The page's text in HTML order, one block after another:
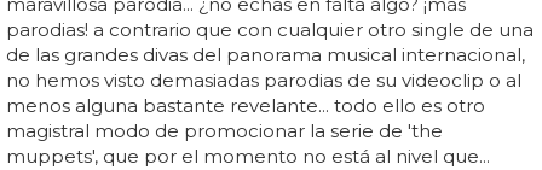
maravillosa parodia... ¿no echas en falta algo? ¡más
parodias! a contrario que con cualquier otro single de una
de las grandes divas del panorama musical internacional,
no hemos visto demasiadas parodias de su videoclip o al
menos alguna bastante revelante... todo ello es otro
magistral modo de promocionar la serie de 'the
muppets', que por el momento no está al nivel que...